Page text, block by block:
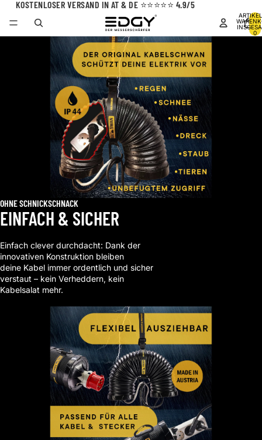
KOSTENLOSER VERSAND IN AT & DE ⭐⭐⭐⭐⭐ 4.9/5
0
OHNE SCHNICKSCHNACK
EINFACH & SICHER
Einfach clever durchdacht: Dank der
innovativen Konstruktion bleiben
deine Kabel immer ordentlich und sicher
verstaut – kein Verheddern, kein
Kabelsalat mehr.